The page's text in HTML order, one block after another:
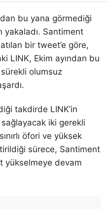
bu yana görmediği
Santiment
bir tweet’e göre,
LINK, Ekim ayından bu
sürekli olumsuz
takdirde LINK’in
sağlayacak iki gerekli
öfori ve yüksek
sürece, Santiment
yükselmeye devam